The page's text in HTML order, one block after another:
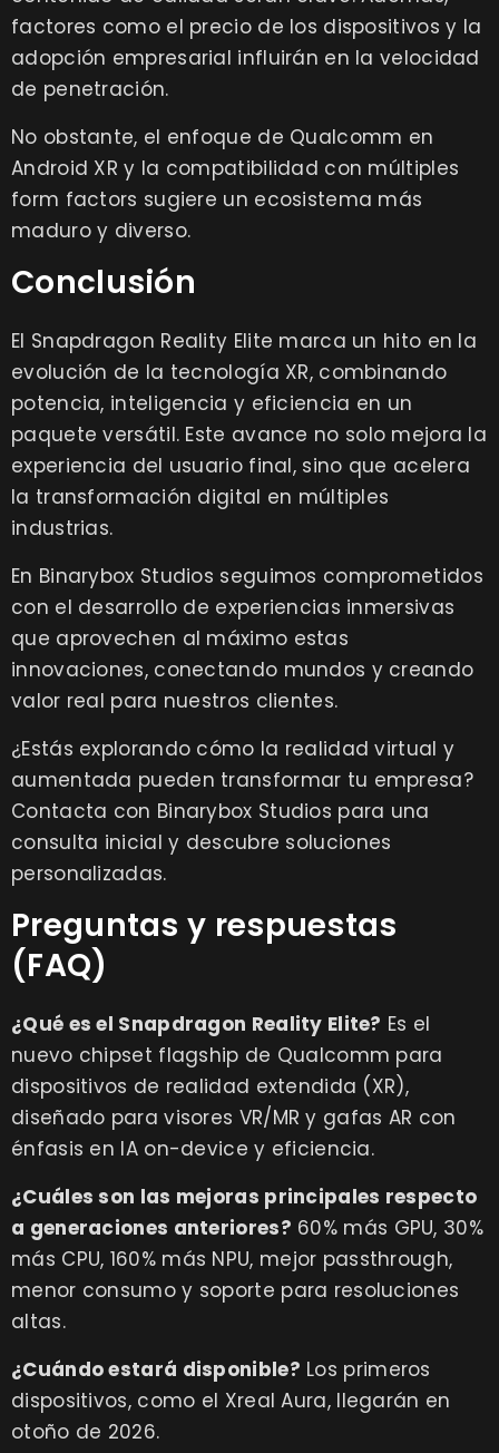
factores como el precio de los dispositivos y la
adopción empresarial influirán en la velocidad
de penetración.
No obstante, el enfoque de Qualcomm en
Android XR y la compatibilidad con múltiples
form factors sugiere un ecosistema más
maduro y diverso.
Conclusión
El Snapdragon Reality Elite marca un hito en la
evolución de la tecnología XR, combinando
potencia, inteligencia y eficiencia en un
paquete versátil. Este avance no solo mejora la
experiencia del usuario final, sino que acelera
la transformación digital en múltiples
industrias.
En Binarybox Studios seguimos comprometidos
con el desarrollo de experiencias inmersivas
que aprovechen al máximo estas
innovaciones, conectando mundos y creando
valor real para nuestros clientes.
¿Estás explorando cómo la realidad virtual y
aumentada pueden transformar tu empresa?
Contacta con Binarybox Studios para una
consulta inicial y descubre soluciones
personalizadas.
Preguntas y respuestas
(FAQ)
¿Qué es el Snapdragon Reality Elite? Es el
nuevo chipset flagship de Qualcomm para
dispositivos de realidad extendida (XR),
diseñado para visores VR/MR y gafas AR con
énfasis en IA on-device y eficiencia.
¿Cuáles son las mejoras principales respecto
a generaciones anteriores? 60% más GPU, 30%
más CPU, 160% más NPU, mejor passthrough,
menor consumo y soporte para resoluciones
altas.
¿Cuándo estará disponible? Los primeros
dispositivos, como el Xreal Aura, llegarán en
otoño de 2026.